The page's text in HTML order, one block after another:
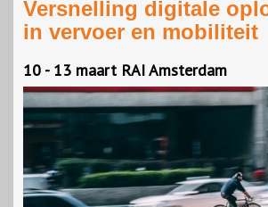
Versnelling digitale
in vervoer en mobiliteit
10 - 13 maart RAI Amsterdam